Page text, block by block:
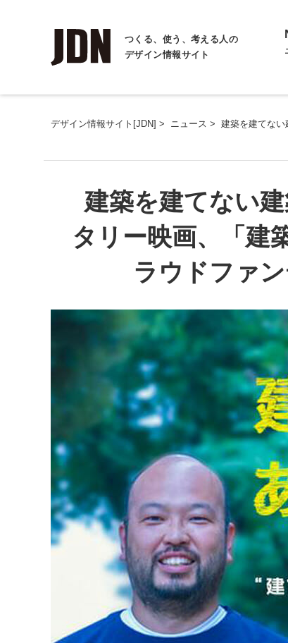
つくる、使う、考える人の
デザイン情報サイト
デザイン情報サイト[JDN] > ニュース > 建築を建てな
建築を建てない
タリー映画、「建
ラウドファ